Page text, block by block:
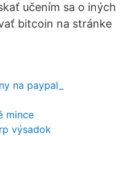
učením sa o iných
bitcoin na stránke
na paypal_
mince
výsadok